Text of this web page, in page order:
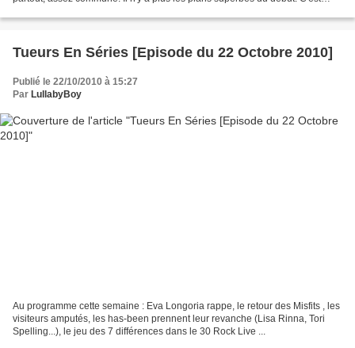
Tueurs En Séries [Episode du 22 Octobre 2010]
Publié le 22/10/2010 à 15:27
Par LullabyBoy
Au programme cette semaine : Eva Longoria rappe, le retour des Misfits , les
visiteurs amputés, les has-been prennent leur revanche (Lisa Rinna, Tori
Spelling...), le jeu des 7 différences dans le 30 Rock Live ...